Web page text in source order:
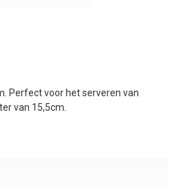
Perfect voor het serveren van
van 15,5cm.